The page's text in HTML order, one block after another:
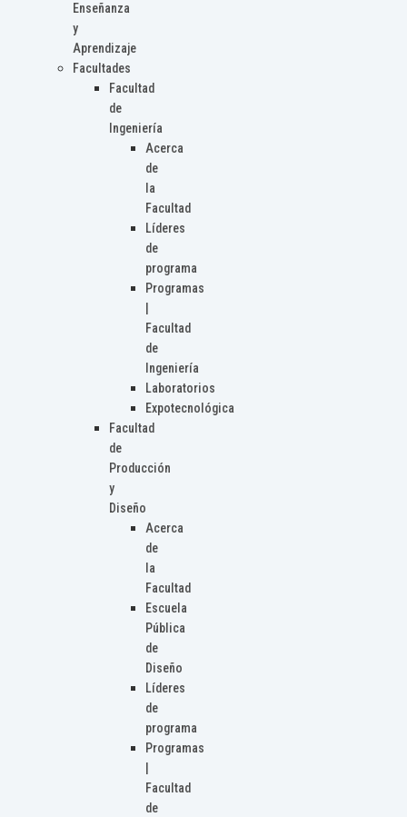
Enseñanza
y
Aprendizaje
Facultades
Facultad
de
Ingeniería
Acerca
de
la
Facultad
Líderes
de
programa
Programas
Facultad
de
Ingeniería
Laboratorios
Expotecnológica
Facultad
de
Producción
y
Diseño
Acerca
de
la
Facultad
Escuela
Pública
de
Diseño
Líderes
de
programa
Programas
Facultad
de